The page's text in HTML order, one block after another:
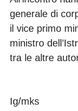
generale di
il vice primo
ministro
tra le altre
Ig/mks